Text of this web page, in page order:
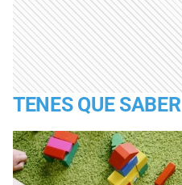
TENES QUE SABER